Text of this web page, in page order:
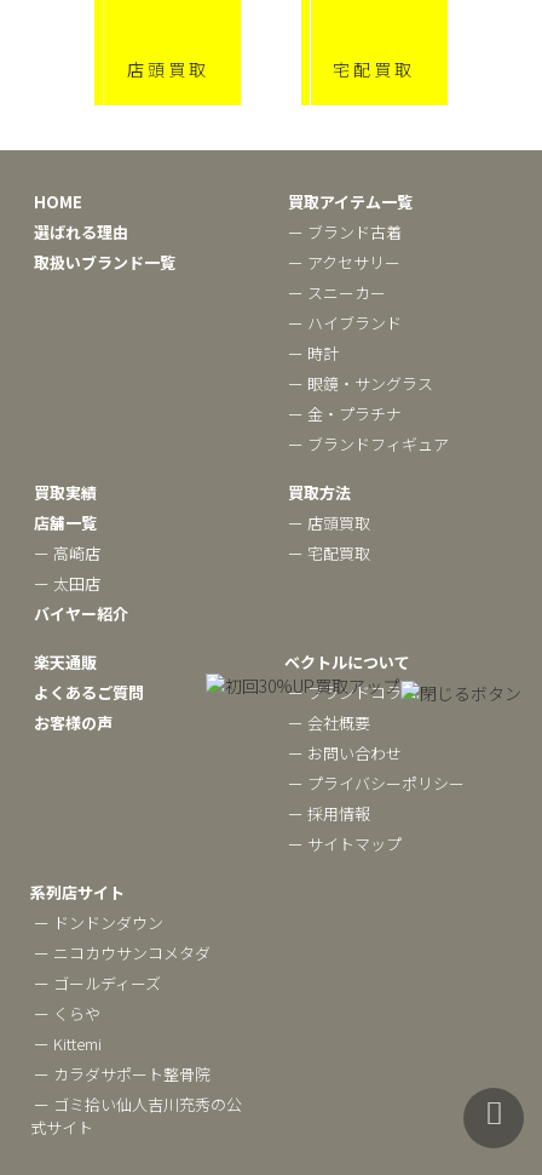
店頭買取 宅配買取
HOME
選ばれる理由
取扱いブランド一覧
買取アイテム一覧
ー ブランド古着
ー アクセサリー
ー スニーカー
ー ハイブランド
ー 時計
ー 眼鏡・サングラス
ー 金・プラチナ
ー ブランドフィギュア
買取実績
店舗一覧
ー 高崎店
ー 太田店
バイヤー紹介
買取方法
ー 店頭買取
ー 宅配買取
楽天通販
よくあるご質問
お客様の声
ベクトルについて
ー ブランドコラム
ー 会社概要
ー お問い合わせ
ー プライバシーポリシー
ー 採用情報
ー サイトマップ
系列店サイト
ー ドンドンダウン
ー ニコカウサンコメタダ
ー ゴールディーズ
ー くらや
ー Kittemi
ー カラダサポート整骨院
ー ゴミ拾い仙人吉川充秀の公
式サイト